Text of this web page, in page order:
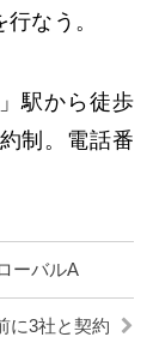
なう。
駅から徒歩
制。電話番
ーバルA
に3社と契約